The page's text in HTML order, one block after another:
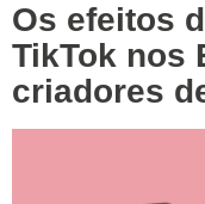
Os efeitos
TikTok nos
criadores